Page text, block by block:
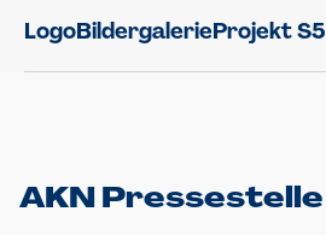
LogoBildergalerieProjekt S5
AKN Pressestelle